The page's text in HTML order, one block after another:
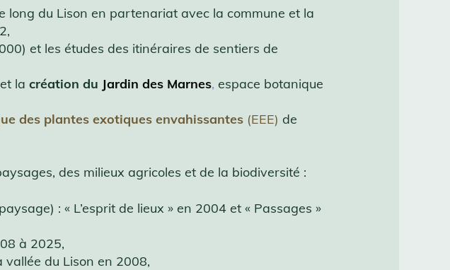
long du Lison en partenariat avec la commune et la
et les études des itinéraires de sentiers de
la création du Jardin des Marnes, espace botanique
des plantes exotiques envahissantes (EEE) de
des milieux agricoles et de la biodiversité :
: « L’esprit de lieux » en 2004 et « Passages »
à 2025,
vallée du Lison en 2008,